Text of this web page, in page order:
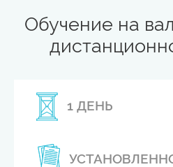
Обучение на
1 ДЕНЬ